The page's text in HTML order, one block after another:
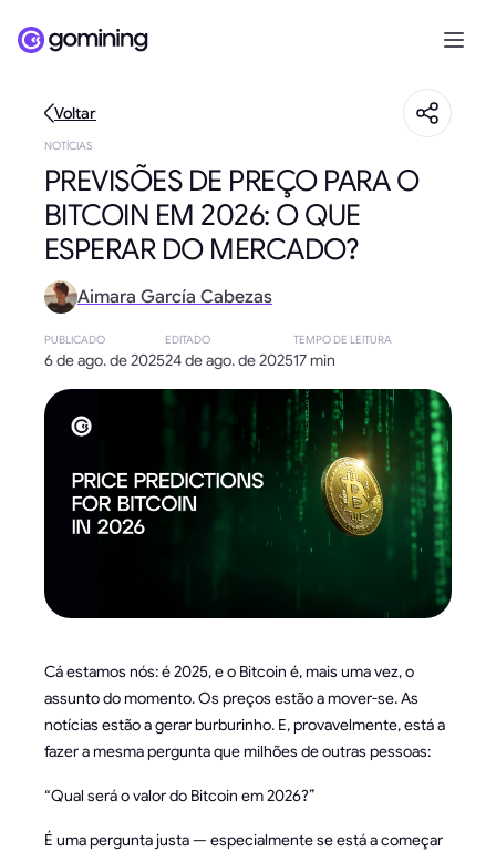
Voltar
NOTÍCIAS
PREVISÕES DE PREÇO PARA O
BITCOIN EM 2026: O QUE
ESPERAR DO MERCADO?
Aimara García Cabezas
PUBLICADO
6 de ago. de 2025
EDITADO
24 de ago. de 2025
TEMPO DE LEITURA
17 min
Cá estamos nós: é 2025, e o Bitcoin é, mais uma vez, o
assunto do momento. Os preços estão a mover-se. As
notícias estão a gerar burburinho. E, provavelmente, está a
fazer a mesma pergunta que milhões de outras pessoas:
“Qual será o valor do Bitcoin em 2026?”
É uma pergunta justa — especialmente se está a começar